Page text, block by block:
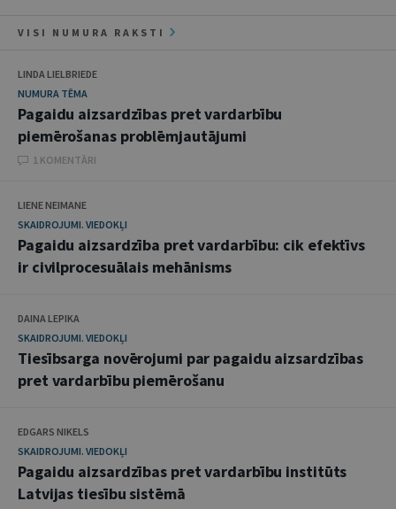
VISI NUMURA RAKSTI
LINDA LIELBRIEDE
NUMURA TĒMA
Pagaidu aizsardzības pret vardarbību
piemērošanas problēmjautājumi
1 KOMENTĀRI
LIENE NEIMANE
SKAIDROJUMI. VIEDOKĻI
Pagaidu aizsardzība pret vardarbību: cik efektīvs
ir civilprocesuālais mehānisms
DAINA LEPIKA
SKAIDROJUMI. VIEDOKĻI
Tiesībsarga novērojumi par pagaidu aizsardzības
pret vardarbību piemērošanu
EDGARS NIKELS
SKAIDROJUMI. VIEDOKĻI
Pagaidu aizsardzības pret vardarbību institūts
Latvijas tiesību sistēmā